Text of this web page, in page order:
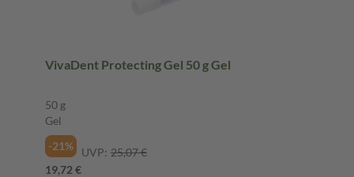
VivaDent Protecting Gel 50 g Gel
50 g
Gel
-21%
UVP: 25,07 €
19,72 €